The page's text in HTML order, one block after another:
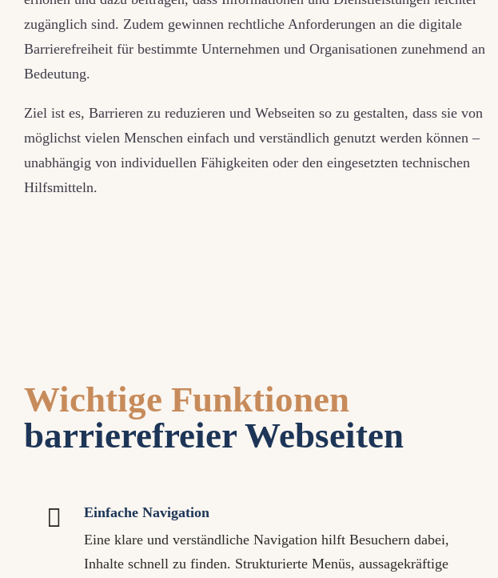
zugänglich sind. Zudem gewinnen rechtliche Anforderungen an die digitale
Barrierefreiheit für bestimmte Unternehmen und Organisationen zunehmend an
Bedeutung.
Ziel ist es, Barrieren zu reduzieren und Webseiten so zu gestalten, dass sie von
möglichst vielen Menschen einfach und verständlich genutzt werden können –
unabhängig von individuellen Fähigkeiten oder den eingesetzten technischen
Hilfsmitteln.
Wichtige Funktionen
barrierefreier Webseiten

Einfache Navigation
Eine klare und verständliche Navigation hilft Besuchern dabei,
Inhalte schnell zu finden. Strukturierte Menüs, aussagekräftige